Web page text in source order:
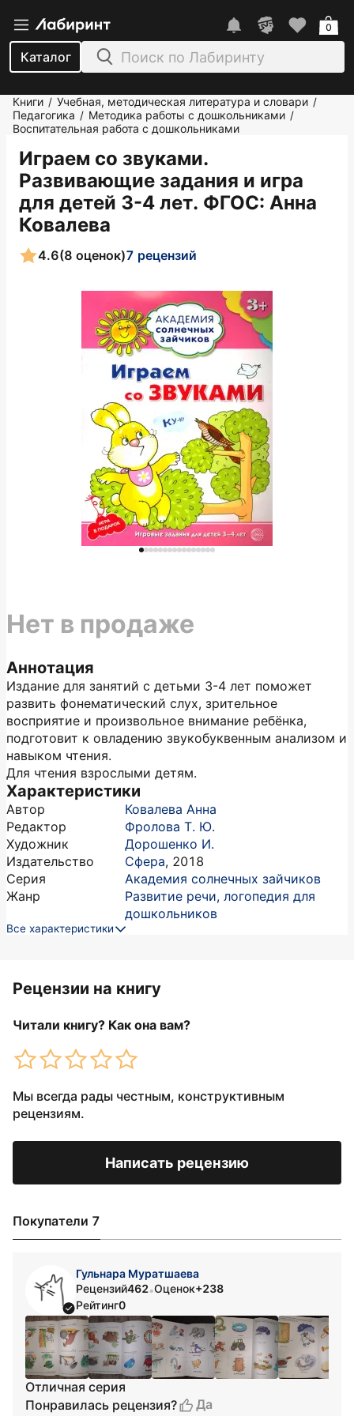
Каталог
0
Книги / Учебная, методическая литература и словари /
Педагогика / Методика работы с дошкольниками /
Воспитательная работа с дошкольниками
Играем со звуками.
Развивающие задания и игра
для детей 3-4 лет. ФГОС: Анна
Ковалева
4.6(8 оценок)7 рецензий
Аннотация
Издание для занятий с детьми 3-4 лет поможет
развить фонематический слух, зрительное
восприятие и произвольное внимание ребёнка,
подготовит к овладению звукобуквенным анализом и
навыком чтения.
Для чтения взрослыми детям.
Характеристики
Автор
Ковалева Анна
Редактор
Фролова Т. Ю.
Художник
Дорошенко И.
Издательство
Сфера, 2018
Серия
Академия солнечных зайчиков
Жанр
Развитие речи, логопедия для
дошкольников
Все характеристики
Нет в продаже
Рецензии на книгу
Читали книгу? Как она вам?
Мы всегда рады честным, конструктивным
рецензиям.
Написать рецензию
Покупатели 7
Гульнара Муратшаева
Рецензий462•Оценок+238
Рейтинг0
Отличная серия
Понравилась рецензия?
Да